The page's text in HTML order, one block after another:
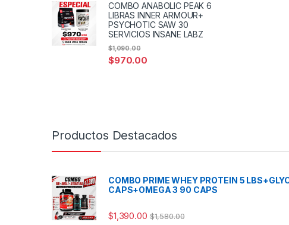
COMBO ANABOLIC PEAK 6
LIBRAS INNER ARMOUR+
PSYCHOTIC SAW 30
SERVICIOS INSANE LABZ
$970.00
$1,090.00
Productos Destacados
COMBO PRIME WHEY PROTEIN 5
CAPS+OMEGA 3 90 CAPS
$1,390.00 $1,580.00